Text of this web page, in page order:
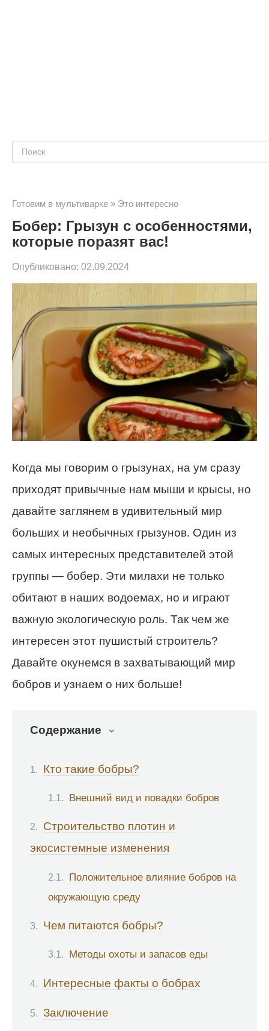
Поиск:
Готовим в мультиварке » Это интересно
Бобер: Грызун с особенностями,
которые поразят вас!
Опубликовано: 02.09.2024
Когда мы говорим о грызунах, на ум сразу
приходят привычные нам мыши и крысы, но
давайте заглянем в удивительный мир
больших и необычных грызунов. Один из
самых интересных представителей этой
группы — бобер. Эти милахи не только
обитают в наших водоемах, но и играют
важную экологическую роль. Так чем же
интересен этот пушистый строитель?
Давайте окунемся в захватывающий мир
бобров и узнаем о них больше!
Содержание
Кто такие бобры?
Внешний вид и повадки бобров
Строительство плотин и
экосистемные изменения
Положительное влияние бобров на
окружающую среду
Чем питаются бобры?
Методы охоты и запасов еды
Интересные факты о бобрах
Заключение